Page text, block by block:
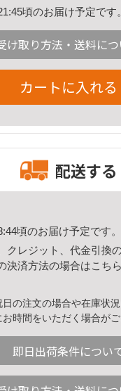
頃のお届け予定です。
け取り方法・送料に
カートに入れる
配送する
頃のお届け予定です。
クレジット、代金引換
決済方法の場合はこちら
の注文の場合や在庫状
時間をいただく場合がご
即日出荷条件につい